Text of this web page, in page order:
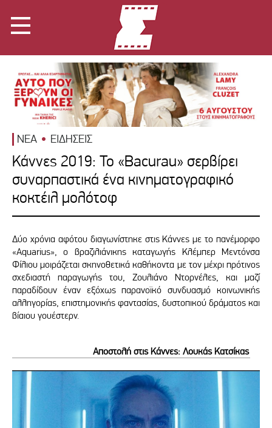
ΝΕΑ ΕΙΔΗΣΕΙΣ
Κάννες 2019: Το «Bacurau» σερβίρει
συναρπαστικά ένα κινηματογραφικό
κοκτέιλ μολότοφ
Δύο χρόνια αφότου διαγωνίστηκε στις Κάννες με το πανέμορφο
«Aquarius», ο βραζιλιάνικης καταγωγής Κλέμπερ Μεντόνσα
Φίλιου μοιράζεται σκηνοθετικά καθήκοντα με τον μέχρι πρότινος
σχεδιαστή παραγωγής του, Ζουλιάνο Ντορνέλες, και μαζί
παραδίδουν έναν εξόχως παρανοϊκό συνδυασμό κοινωνικής
αλληγορίας, επιστημονικής φαντασίας, δυστοπικού δράματος και
βίαιου γουέστερν.
Αποστολή στις Κάννες: Λουκάς Κατσίκας